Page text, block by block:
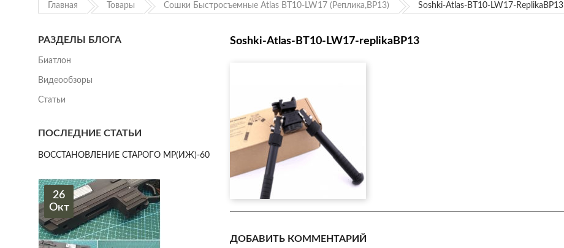
Главная Товары Сошки Быстросъемные Atlas BT10-LW17 (реплика,BP13) Soshki-Atlas-BT10-LW17-ReplikaBP13
Soshki-Atlas-BT10-LW17-replikaBP13
ДОБАВИТЬ КОММЕНТАРИЙ
РАЗДЕЛЫ БЛОГА
Биатлон
Видеообзоры
Статьи
ПОСЛЕДНИЕ СТАТЬИ
ВОССТАНОВЛЕНИЕ СТАРОГО МР(ИЖ)-60
26
Окт